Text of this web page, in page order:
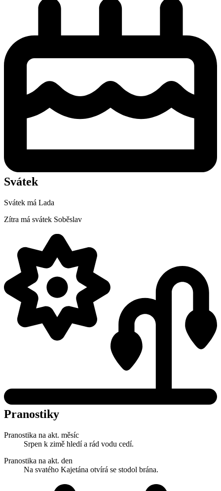
Svátek
Svátek má Lada
Zítra má svátek Soběslav
Pranostiky
Pranostika na akt. měsíc
Srpen k zimě hledí a rád vodu cedí.
Pranostika na akt. den
Na svatého Kajetána otvírá se stodol brána.